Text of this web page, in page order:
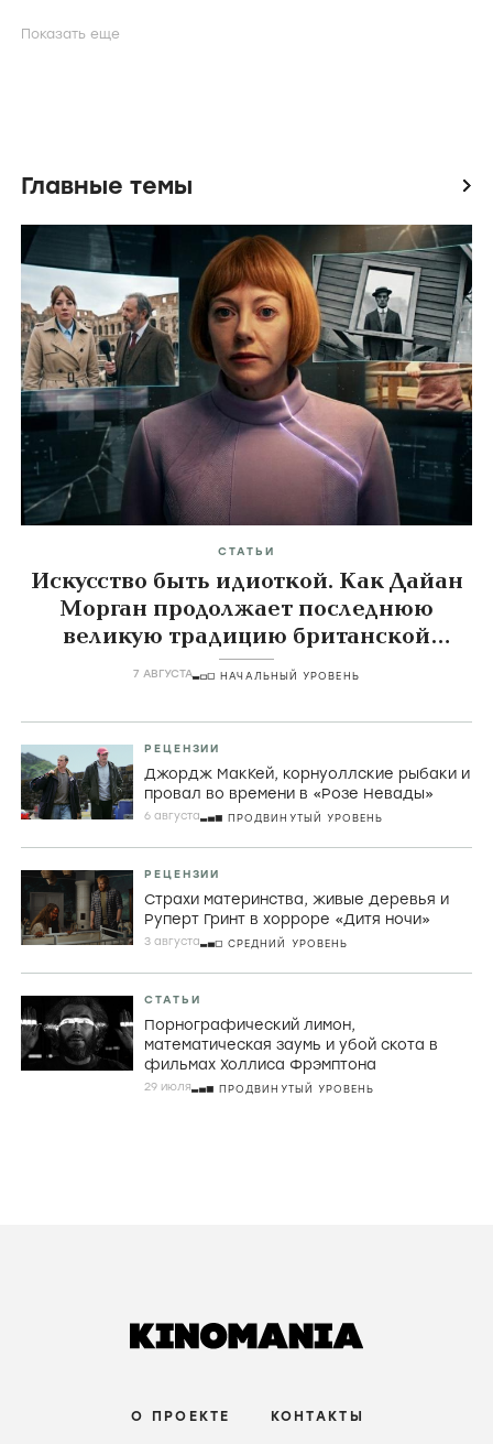
Показать еще
Главные темы icon
СТАТЬИ
Искусство быть идиоткой. Как Дайан
Морган продолжает последнюю
великую традицию британской
комедии
7 АВГУСТА НАЧАЛЬНЫЙ УРОВЕНЬ
РЕЦЕНЗИИ
Джордж МакКей, корнуоллские рыбаки и
провал во времени в «Розе Невады»
6 августа ПРОДВИНУТЫЙ УРОВЕНЬ
РЕЦЕНЗИИ
Страхи материнства, живые деревья и
Руперт Гринт в хорроре «Дитя ночи»
3 августа СРЕДНИЙ УРОВЕНЬ
СТАТЬИ
Порнографический лимон,
математическая заумь и убой скота в
фильмах Холлиса Фрэмптона
29 июля ПРОДВИНУТЫЙ УРОВЕНЬ
О ПРОЕКТЕ КОНТАКТЫ